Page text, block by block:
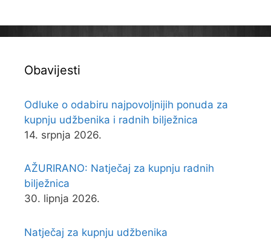
Obavijesti
Odluke o odabiru najpovoljnijih ponuda za
kupnju udžbenika i radnih bilježnica
14. srpnja 2026.
AŽURIRANO: Natječaj za kupnju radnih
bilježnica
30. lipnja 2026.
Natječaj za kupnju udžbenika